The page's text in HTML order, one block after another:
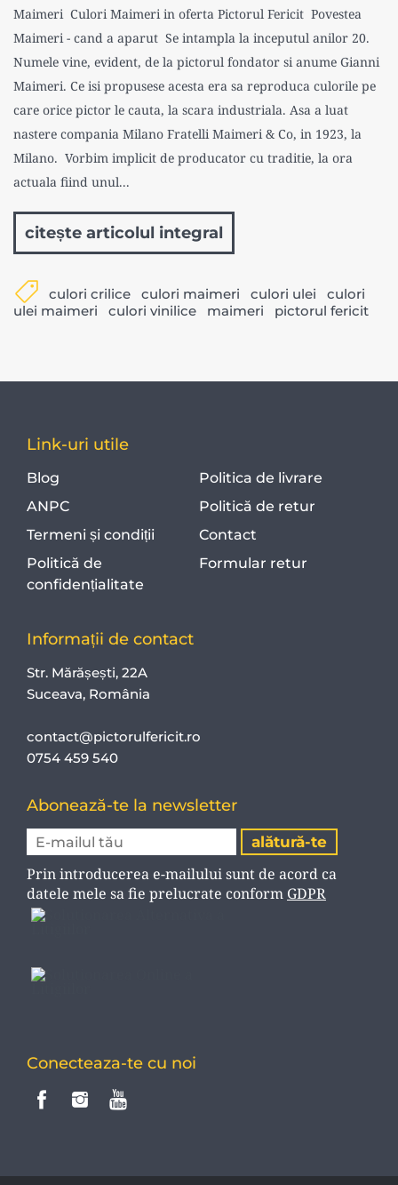
Maimeri Culori Maimeri in oferta Pictorul Fericit Povestea
Maimeri - cand a aparut Se intampla la inceputul anilor 20.
Numele vine, evident, de la pictorul fondator si anume Gianni
Maimeri. Ce isi propusese acesta era sa reproduca culorile pe
care orice pictor le cauta, la scara industriala. Asa a luat
nastere compania Milano Fratelli Maimeri & Co, in 1923, la
Milano. Vorbim implicit de producator cu traditie, la ora
actuala fiind unul...
citește articolul integral
culori crilice culori maimeri culori ulei
culori
ulei maimeri
culori vinilice maimeri pictorul fericit
Link-uri utile
Blog
ANPC
Termeni și condiții
Politică de
confidențialitate
Politica de livrare
Politică de retur
Contact
Formular retur
Informații de contact
Str. Mărășești, 22A
Suceava, România
contact@pictorulfericit.ro
0754 459 540
Abonează-te la newsletter
Prin introducerea e-mailului sunt de acord ca
datele mele sa fie prelucrate conform GDPR
Conecteaza-te cu noi